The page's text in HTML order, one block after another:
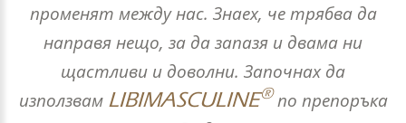
променят между нас. Знаех, че трябва да
направя нещо, за да запазя и двама ни
щастливи и доволни. Започнах да
използвам LIBIMASCULINE®по препоръка